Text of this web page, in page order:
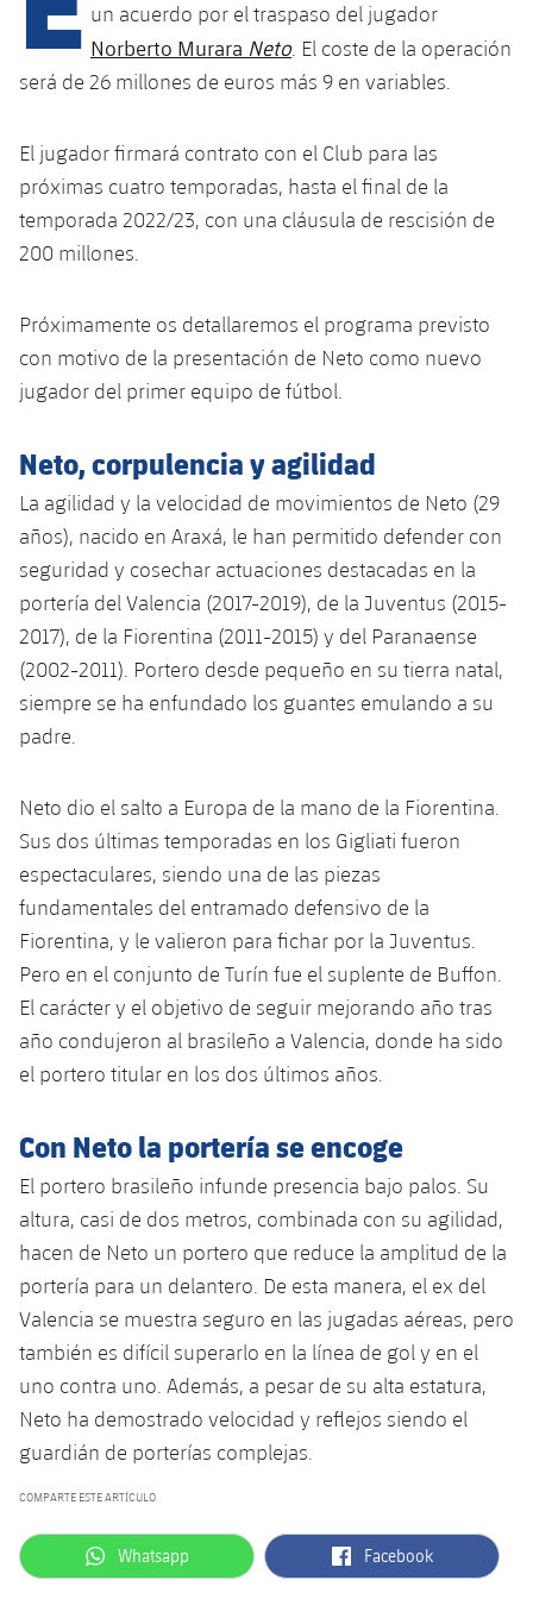
plusicon
más
Instalaciones
Spotify Camp Nou
Palau Blaugrana
Estadi Johan Cruyff
Barça Cafe
Ciutat Esportiva
La Masia
Servicios
Servicios Médicos
Accesibilidad
plusicon
más
Instalaciones
SUB13
SUB11 A
SUB11 B
SUB9 A
SUB9 B
SUB8 A
SUB8 B
SUB13 B
Entradas
Resultados
Fotos
Palmarés
Base
Barça Atlètic
Cadete A
Cadete B
Infantil B
Campus Verano
PLUSICON
MÁS
plusicon
más
Actualidad
Calendario
Entradas
Resultados
Jugadores
Historia
Palmarés
Barça Atlètic
plusicon
más
Actualidad
Calendario
Resultados
Jugadores
Fotos
Base
Actualidad
Juvenil
Cadete B
Infantil A
Infantil B
PLUSICON
MÁS
Primer equipo
plusicon
Actualidad
Calendario
Entradas
Resultados
Clasificaciones
Fotos
Palmarés
Historia
Barça Atlètic
plusicon
más
Actualidad
Calendario
Resultados
Jugadores
Base
plusicon
más
Actualidad
Cadete
Alevín
Campus Verano
PLUSICON
MÁS
Primer equipo
Calendario
Entradas
Resultados
Clasificaciones
Jugadores
Fotos
Historia
Palmarés
plusicon
más
Actualidad
Calendario
Resultados
Jugadores
Clasificaciones
Base
plusicon
más
Actualidad
Barça C
Junior
Infantil
Alevín
Campus Verano
PLUSICON
MÁS
Información general
plusicon
más
Actualidad
Masculino
Femenino
Agenda
Baloncesto en silla de ruedas
plusicon
más
Jugadores
Calendario
Resultados
Hockey sobre hielo
plusicon
más
Actualidad
Jugadores
Calendario
Clasificaciones
plusicon
más
Hockey Hierba Masculino
Hockey Hierba Femenino
Patinaje artístico
plusicon
más
Plantilla
Agenda
Rugby
plusicon
más
Actualidad
Voleibol
plusicon
más
un acuerdo por el traspaso del jugador
Norberto Murara Neto. El coste de la operación
será de 26 millones de euros más 9 en variables.
El jugador firmará contrato con el Club para las
próximas cuatro temporadas, hasta el final de la
temporada 2022/23, con una cláusula de rescisión de
200 millones.
Próximamente os detallaremos el programa previsto
con motivo de la presentación de Neto como nuevo
jugador del primer equipo de fútbol.
Neto, corpulencia y agilidad
La agilidad y la velocidad de movimientos de Neto (29
años), nacido en Araxá, le han permitido defender con
seguridad y cosechar actuaciones destacadas en la
portería del Valencia (2017-2019), de la Juventus (2015-
2017), de la Fiorentina (2011-2015) y del Paranaense
(2002-2011). Portero desde pequeño en su tierra natal,
siempre se ha enfundado los guantes emulando a su
padre.
Neto dio el salto a Europa de la mano de la Fiorentina.
Sus dos últimas temporadas en los Gigliati fueron
espectaculares, siendo una de las piezas
fundamentales del entramado defensivo de la
Fiorentina, y le valieron para fichar por la Juventus.
Pero en el conjunto de Turín fue el suplente de Buffon.
El carácter y el objetivo de seguir mejorando año tras
año condujeron al brasileño a Valencia, donde ha sido
el portero titular en los dos últimos años.
Con Neto la portería se encoge
El portero brasileño infunde presencia bajo palos. Su
altura, casi de dos metros, combinada con su agilidad,
hacen de Neto un portero que reduce la amplitud de la
portería para un delantero. De esta manera, el ex del
Valencia se muestra seguro en las jugadas aéreas, pero
también es difícil superarlo en la línea de gol y en el
uno contra uno. Además, a pesar de su alta estatura,
Neto ha demostrado velocidad y reflejos siendo el
guardián de porterías complejas.
COMPARTE ESTE ARTÍCULO
label.aria.whatsapp
Whatsapp label.aria.facebook
Facebook